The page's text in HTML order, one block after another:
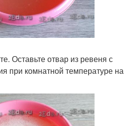
Оставьте отвар из ревеня с
при комнатной температуре на